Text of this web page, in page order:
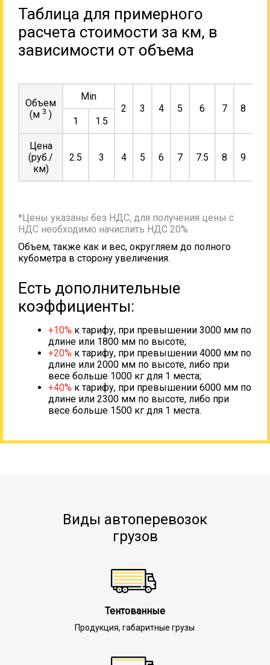
Таблица для примерного
расчета стоимости за км, в
зависимости от объема
Объем
(м 3 )
Min
2
3 4 5 6 7 8
1
1.5
Цена
(руб./
км)
2.5 3 4 5 6 7 7.5 8 9
*Цены указаны без НДС, для получения цены с
НДС необходимо начислить НДС 20%
Объем, также как и вес, округляем до полного
кубометра в сторону увеличения.
Есть дополнительные
коэффициенты:
+10% к тарифу, при превышении 3000 мм по
длине или 1800 мм по высоте;
+20% к тарифу, при превышении 4000 мм по
длине или 2000 мм по высоте, либо при
весе больше 1000 кг для 1 места;
+40% к тарифу, при превышении 6000 мм по
длине или 2300 мм по высоте, либо при
весе больше 1500 кг для 1 места.
Виды автоперевозок
грузов
Тентованные
Продукция, габаритные грузы